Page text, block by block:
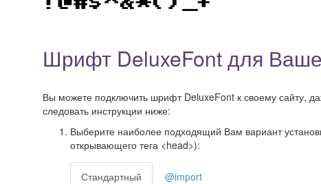
Шрифт DeluxeFont для
Вы можете подключить шрифт DeluxeFont к своему сайту,
следовать инструкции ниже:
Выберите наиболее подходящий Вам вариант
открывающего тега <head>):
Стандартный @import